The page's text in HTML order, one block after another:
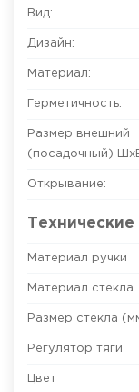
Вид:
Дизайн:
Материал:
Герметичность:
Размер внешний
(посадочный)
Открывание:
Технические
Материал ручки
Материал стекла
Размер стекла
Регулятор тяги
Цвет